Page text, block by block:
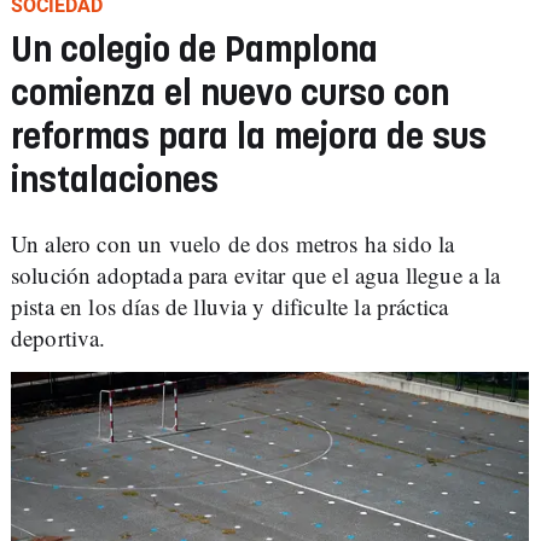
SOCIEDAD
Un colegio de Pamplona
comienza el nuevo curso con
reformas para la mejora de sus
instalaciones
Un alero con un vuelo de dos metros ha sido la
solución adoptada para evitar que el agua llegue a la
pista en los días de lluvia y dificulte la práctica
deportiva.